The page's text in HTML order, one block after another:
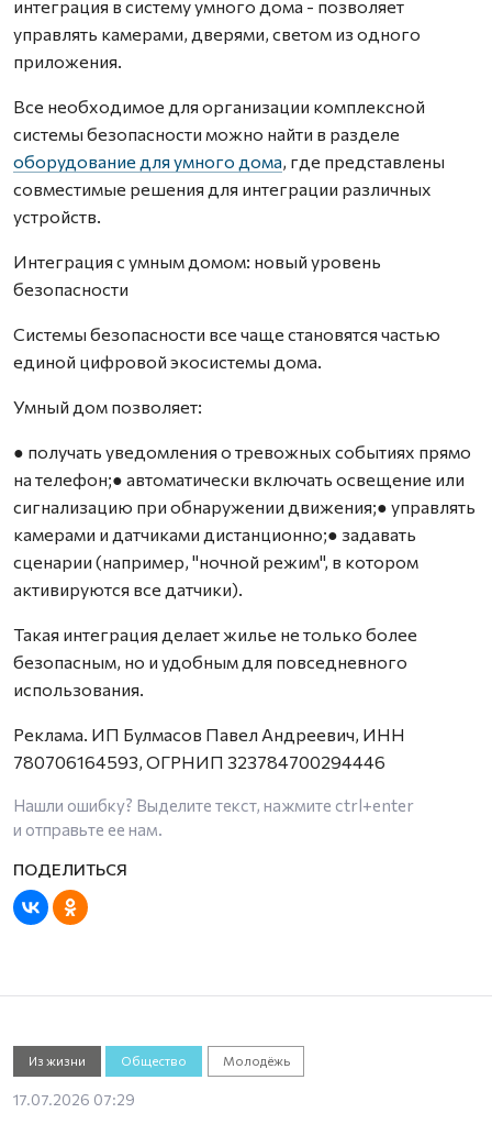
интеграция в систему умного дома - позволяет
управлять камерами, дверями, светом из одного
приложения.
Все необходимое для организации комплексной
системы безопасности можно найти в разделе
оборудование для умного дома, где представлены
совместимые решения для интеграции различных
устройств.
Интеграция с умным домом: новый уровень
безопасности
Системы безопасности все чаще становятся частью
единой цифровой экосистемы дома.
Умный дом позволяет:
● получать уведомления о тревожных событиях прямо
на телефон;● автоматически включать освещение или
сигнализацию при обнаружении движения;● управлять
камерами и датчиками дистанционно;● задавать
сценарии (например, "ночной режим", в котором
активируются все датчики).
Такая интеграция делает жилье не только более
безопасным, но и удобным для повседневного
использования.
Реклама. ИП Булмасов Павел Андреевич, ИНН
780706164593, ОГРНИП 323784700294446
Нашли ошибку? Выделите текст, нажмите ctrl+enter
и отправьте ее нам.
Из жизни Общество Молодёжь
17.07.2026 07:29